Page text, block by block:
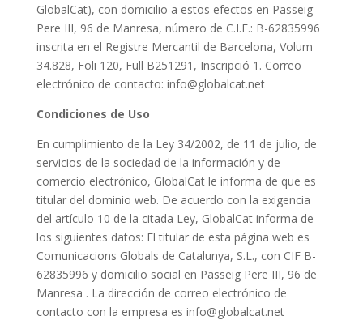
GlobalCat), con domicilio a estos efectos en Passeig
Pere III, 96 de Manresa, número de C.I.F.: B-62835996
inscrita en el Registre Mercantil de Barcelona, Volum
34.828, Foli 120, Full B251291, Inscripció 1. Correo
electrónico de contacto: info@globalcat.net
Condiciones de Uso
En cumplimiento de la Ley 34/2002, de 11 de julio, de
servicios de la sociedad de la información y de
comercio electrónico, GlobalCat le informa de que es
titular del dominio web. De acuerdo con la exigencia
del artículo 10 de la citada Ley, GlobalCat informa de
los siguientes datos: El titular de esta página web es
Comunicacions Globals de Catalunya, S.L., con CIF B-
62835996 y domicilio social en Passeig Pere III, 96 de
Manresa . La dirección de correo electrónico de
contacto con la empresa es info@globalcat.net